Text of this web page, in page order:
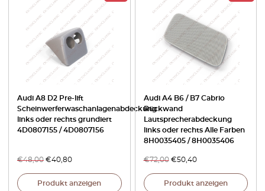
Audi A8 D2 Pre-lift
Scheinwerferwaschanlagenabdeckung
links oder rechts grundiert
4D0807155 / 4D0807156
€48,00 €40,80
Produkt anzeigen
Audi A4 B6 / B7 Cabrio
Rückwand
Lautsprecherabdeckung
links oder rechts Alle Farben
8H0035405 / 8H0035406
€72,00 €50,40
Produkt anzeigen